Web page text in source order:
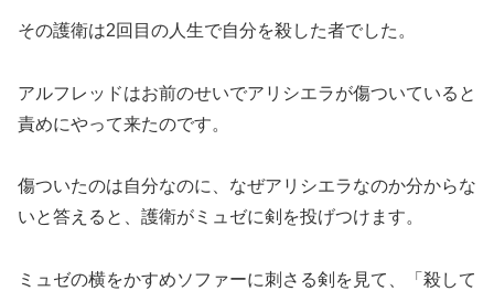
その護衛は2回目の人生で自分を殺した者でした。
アルフレッドはお前のせいでアリシエラが傷ついていると
責めにやって来たのです。
傷ついたのは自分なのに、なぜアリシエラなのか分からな
いと答えると、護衛がミュゼに剣を投げつけます。
ミュゼの横をかすめソファーに刺さる剣を見て、「殺して